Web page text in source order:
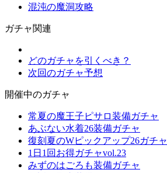
混沌の魔洞攻略
ガチャ関連
どのガチャを引くべき？
次回のガチャ予想
開催中のガチャ
常夏の魔王子ピサロ装備ガチャ
あぶない水着26装備ガチャ
復刻夏のWピックアップ26ガチャ
1日1回お得ガチャvol.23
みずのはごろも装備ガチャ